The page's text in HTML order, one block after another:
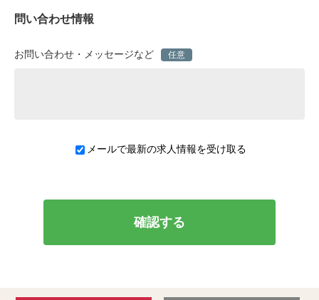
問い合わせ情報
お問い合わせ・メッセージなど 任意
メールで最新の求人情報を受け取る
確認する